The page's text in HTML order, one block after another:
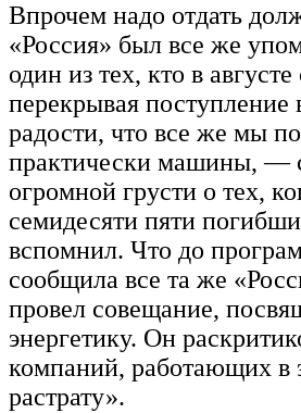
Впрочем надо отдать
«Россия» был все же
один из тех, кто в
перекрывая
радости, что все же мы
практически машины, —
огромной грусти о тех,
семидесяти пяти
вспомнил. Что до
сообщила все та же
провел совещание,
энергетику. Он
компаний, работающих в
растрату».